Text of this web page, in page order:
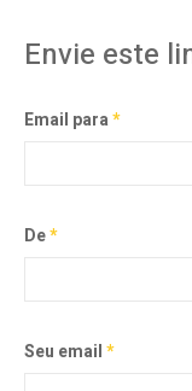
Envie este
Email para*
De*
Seu email*